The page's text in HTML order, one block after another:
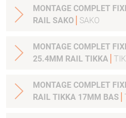
MONTAGE COMPLET
RAIL SAKO
SAKO
MONTAGE COMPLET
25.4MM RAIL TIKKA
MONTAGE COMPLET
RAIL TIKKA 17MM BAS